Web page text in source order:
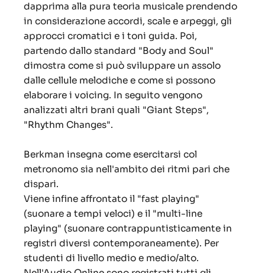
dapprima alla pura teoria musicale prendendo
in considerazione accordi, scale e arpeggi, gli
approcci cromatici e i toni guida. Poi,
partendo dallo standard "Body and Soul"
dimostra come si può sviluppare un assolo
dalle cellule melodiche e come si possono
elaborare i voicing. In seguito vengono
analizzati altri brani quali "Giant Steps",
"Rhythm Changes".
Berkman insegna come esercitarsi col
metronomo sia nell'ambito dei ritmi pari che
dispari.
Viene infine affrontato il "fast playing"
(suonare a tempi veloci) e il "multi-line
playing" (suonare contrappuntisticamente in
registri diversi contemporaneamente). Per
studenti di livello medio e medio/alto.